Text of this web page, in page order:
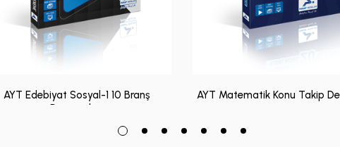
AYT Edebiyat Sosyal-1 10 Branş
Denemeleri
AYT Matematik Konu Takip